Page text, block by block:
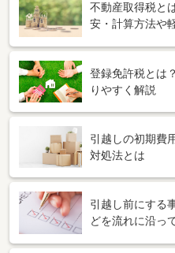
不動産取得税と
安・計算方法や
登録免許税とは
りやすく解説
引越しの初期費
対処法とは
引越し前にする
どを流れに沿っ